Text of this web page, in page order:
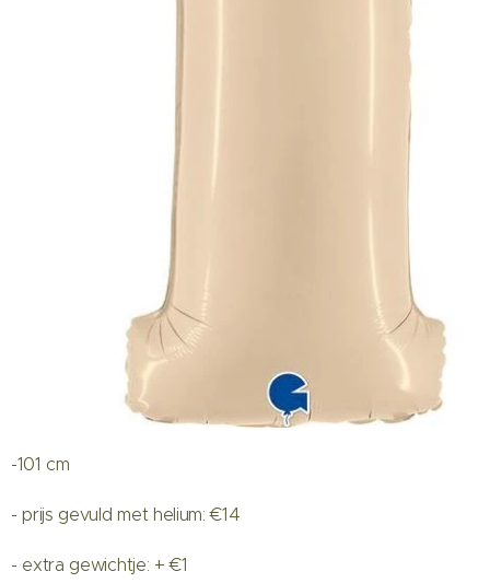
-101 cm
- prijs gevuld met helium: €14
- extra gewichtje: + €1